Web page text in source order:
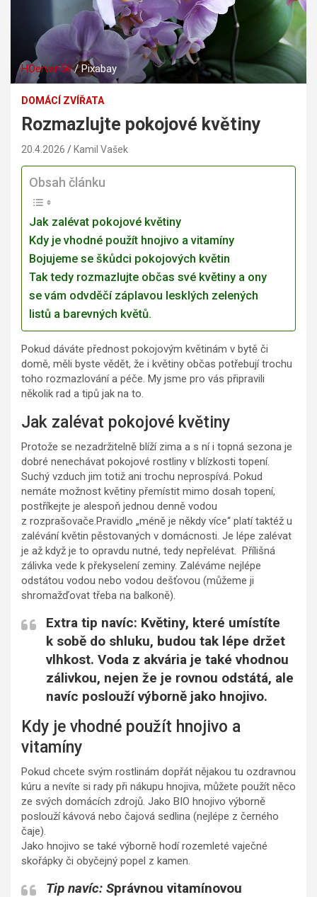
HOerwin56/ Pixabay
DOMÁCÍ ZVÍŘATA
Rozmazlujte pokojové květiny
20.4.2026 Kamil Vašek
Obsah článku
Jak zalévat pokojové květiny
Kdy je vhodné použít hnojivo a vitamíny
Bojujeme se škůdci pokojových květin
Tak tedy rozmazlujte občas své květiny a ony
se vám odvděčí záplavou lesklých zelených
listů a barevných květů.
Pokud dáváte přednost pokojovým květinám v bytě či
domě, měli byste vědět, že i květiny občas potřebují trochu
toho rozmazlování a péče. My jsme pro vás připravili
několik rad a tipů jak na to.
Jak zalévat pokojové květiny
Protože se nezadržitelně blíží zima a s ní i topná sezona je
dobré nenechávat pokojové rostliny v blízkosti topení.
Suchý vzduch jim totiž ani trochu neprospívá. Pokud
nemáte možnost květiny přemístit mimo dosah topení,
postříkejte je alespoň jednou denně vodou
z rozprašovače.Pravidlo „méně je někdy více“ platí taktéž u
zalévání květin pěstovaných v domácnosti. Je lépe zalévat
je až když je to opravdu nutné, tedy nepřelévat. Přílišná
zálivka vede k překyselení zeminy. Zaléváme nejlépe
odstátou vodou nebo vodou dešťovou (můžeme ji
shromažďovat třeba na balkoně).
Extra tip navíc: Květiny, které umístíte
k sobě do shluku, budou tak lépe držet
vlhkost. Voda z akvária je také vhodnou
zálivkou, nejen že je rovnou odstátá, ale
navíc poslouží výborně jako hnojivo.
Kdy je vhodné použít hnojivo a
vitamíny
Pokud chcete svým rostlinám dopřát nějakou tu ozdravnou
kúru a nevíte si rady při nákupu hnojiva, můžete použít něco
ze svých domácích zdrojů. Jako BIO hnojivo výborně
poslouží kávová nebo čajová sedlina (nejlépe z černého
čaje).
Jako hnojivo se také výborně hodí rozemleté vaječné
skořápky či obyčejný popel z kamen.
Tip navíc: Správnou vitamínovou